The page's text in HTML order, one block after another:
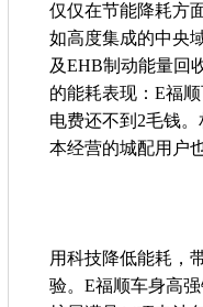
仅仅在节能降耗方
如高度集成的中央
及EHB制动能量回
的能耗表现：E福
电费还不到2毛钱
本经营的城配用户
用科技降低能耗，
验。E福顺车身高